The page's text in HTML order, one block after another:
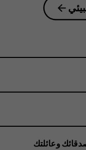
وعائلتك